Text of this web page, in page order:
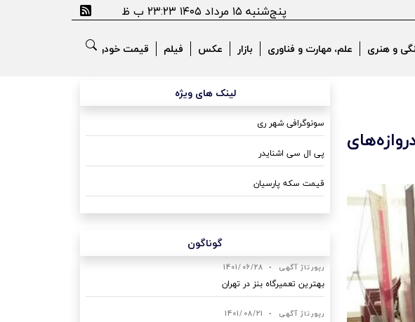
پنج‌شنبه ۱۵ مرداد ۱۴۰۵ ۲۳:۲۳ ب ظ
و هنری علم، مهارت و فناوری بازار عکس فیلم قیمت خودرو
لینک های ویژه
سونوگرافی شهر ری
پی ال سی اشنایدر
قیمت سکه پارسیان
گوناگون
رپورتاژ آگهی •
1401/06/28
بهترین تعمیرگاه بنز در تهران
رپورتاژ آگهی •
1401/08/21